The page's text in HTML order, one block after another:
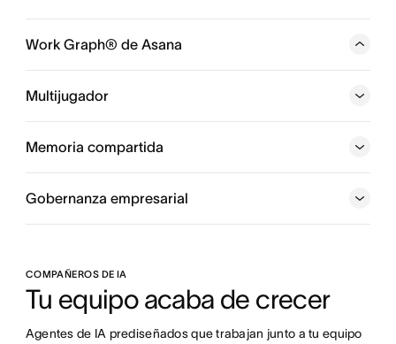
Work Graph® de Asana
Una red neuronal que abarca todo lo que hace tu
empresa y que conecta con cada persona, tarea,
cuándo y con qué objetivo.
Multijugador
Memoria compartida
Gobernanza empresarial
COMPAÑEROS DE IA
Tu equipo acaba de crecer
Agentes de IA prediseñados que trabajan junto a tu equipo